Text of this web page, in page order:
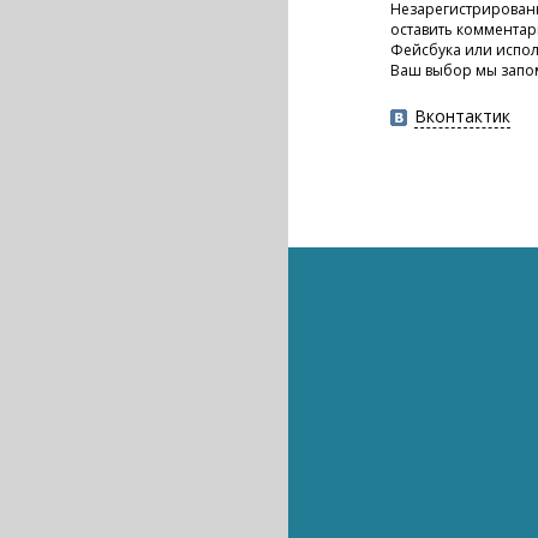
оставить
Фейсбука или
Ваш выбор мы
Вконтактик